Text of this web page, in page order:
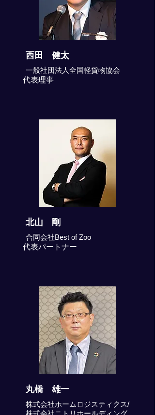
西田 健太
一般社団法人全国軽貨物協会
代表理事
北山 剛
合同会社Best of Zoo
代表パートナー
丸橋 雄一
株式会社ホームロジスティクス/
株式会社ニトリホールディング